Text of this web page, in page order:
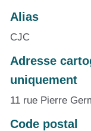
Alias
CJC
Adresse
uniquement
11 rue Pierre
Code postal